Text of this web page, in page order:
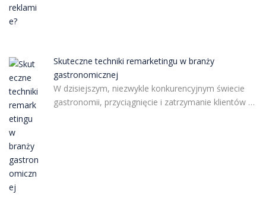
Skuteczne techniki remarketingu w branży
gastronomicznej
W dzisiejszym, niezwykle konkurencyjnym świecie
gastronomii, przyciągnięcie i zatrzymanie klientów …